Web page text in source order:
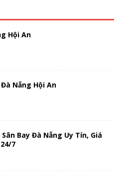
Hội An
Nẵng Hội An
Bay Đà Nẵng Uy Tín, Giá
7